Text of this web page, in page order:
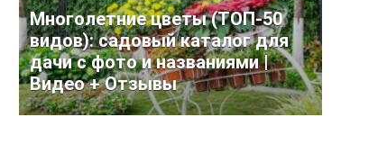
Многолетние цветы (ТОП-50
видов): садовый каталог для
дачи с фото и названиями |
Видео + Отзывы